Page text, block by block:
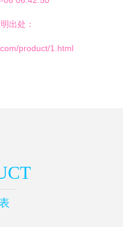
出处：
product/1.html